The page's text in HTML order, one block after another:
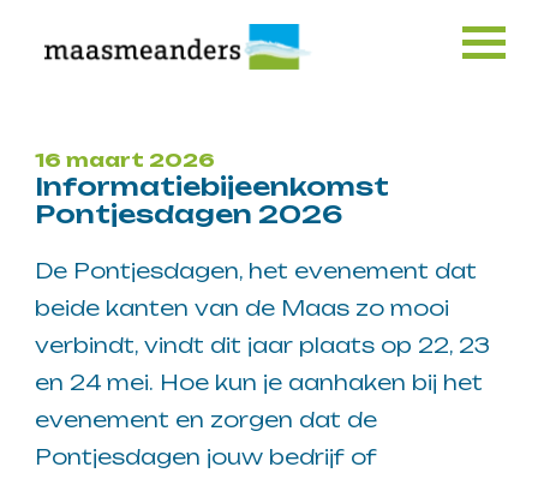
content
16 maart 2026
Informatiebijeenkomst
Pontjesdagen 2026
De Pontjesdagen, het evenement dat
beide kanten van de Maas zo mooi
verbindt, vindt dit jaar plaats op 22, 23
en 24 mei. Hoe kun je aanhaken bij het
evenement en zorgen dat de
Pontjesdagen jouw bedrijf of